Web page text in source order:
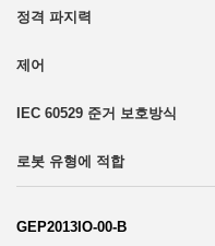
GEP2013IO-00-B